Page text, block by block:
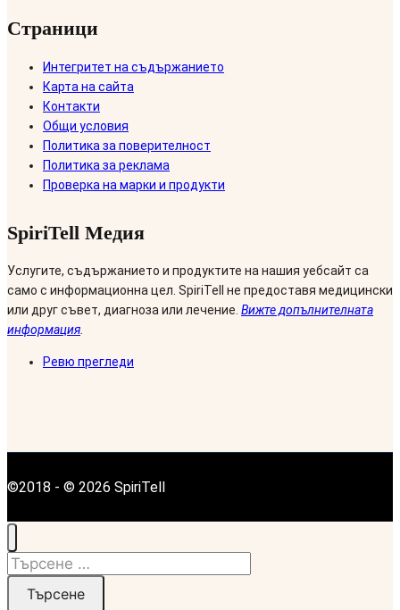
Страници
Интегритет на съдържанието
Карта на сайта
Контакти
Общи условия
Политика за поверителност
Политика за реклама
Проверка на марки и продукти
SpiriTell Медия
Услугите, съдържанието и продуктите на нашия уебсайт са
само с информационна цел. SpiriTell не предоставя медицински
или друг съвет, диагноза или лечение. Вижте допълнителната
информация
Ревю прегледи
©2018 - © 2026 SpiriTell
Търсене